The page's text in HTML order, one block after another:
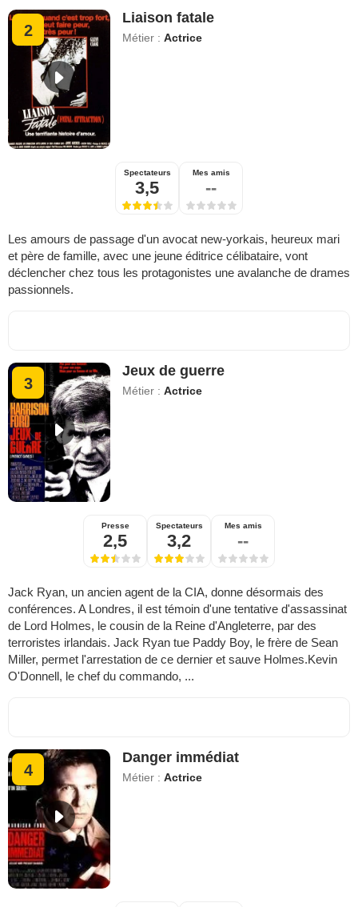
2
Liaison fatale
Métier :Actrice
Spectateurs
3,5
Mes amis
--
Les amours de passage d'un avocat new-yorkais, heureux mari
et père de famille, avec une jeune éditrice célibataire, vont
déclencher chez tous les protagonistes une avalanche de drames
passionnels.
3
Jeux de guerre
Métier :Actrice
Presse
2,5
Spectateurs
3,2
Mes amis
--
Jack Ryan, un ancien agent de la CIA, donne désormais des
conférences. A Londres, il est témoin d'une tentative d'assassinat
de Lord Holmes, le cousin de la Reine d'Angleterre, par des
terroristes irlandais. Jack Ryan tue Paddy Boy, le frère de Sean
Miller, permet l'arrestation de ce dernier et sauve Holmes.Kevin
O'Donnell, le chef du commando, ...
4
Danger immédiat
Métier :Actrice